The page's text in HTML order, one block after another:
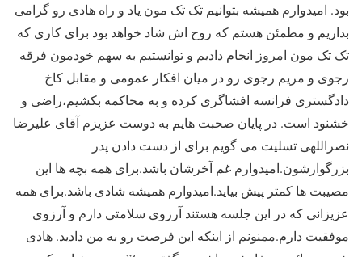
بود. امیدوارم همیشه بتوانیم تک تک مون یاد و راه هادی رو گرامی
بداریم و مطمئن هستم که روح اش شاد خواهد بود برای کاری که
تک تک مون امروز انجام دادیم و توانستیم به سهم خودمون فرقه
رجوی و مریم رجوی رو در میان افکار عمومی و مقابل کاخ
دادگستری فرانسه افشاگری کرده و به محاکمه بکشیم،راضی و
خشنود است. در پایان صحبت هایم به دوست عزیزم آقای علیرضا
نصراللهی تسلیت می گویم برای از دست دادن پدر
بزرگوارشون.امیدوارم غم آخرشان باشد.برای همه بچه ها این
مصیبت ها کمتر پیش بیاید.امیدوارم همیشه شادی باشد.برای همه
عزیزانی که در این جلسه هستند آرزوی سلامتی دارم و آرزوی
موفقیت دارم.ممنونم از اینکه این فرصت رو به من دادید. هادی